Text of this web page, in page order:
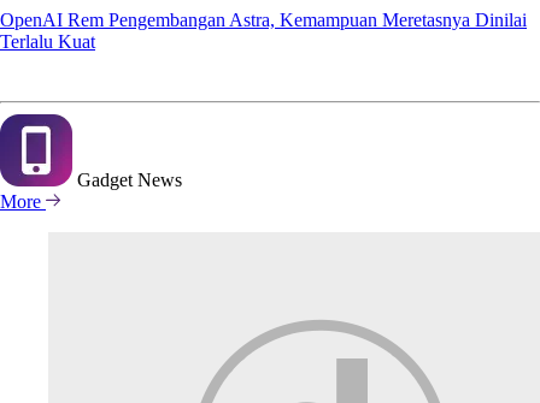
OpenAI Rem Pengembangan Astra, Kemampuan Meretasnya Dinilai
Terlalu Kuat
Gadget News
More